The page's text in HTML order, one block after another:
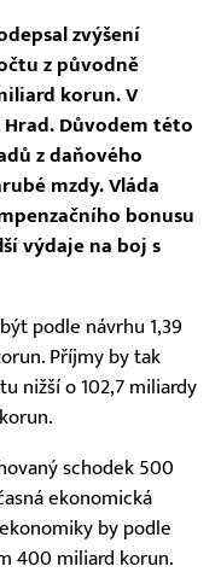
zvýšení
z původně
korun. V
Důvodem této
z daňového
mzdy. Vláda
bonusu
výdaje na boj s
podle návrhu 1,39
Příjmy by tak
nižší o 102,7 miliardy
schodek 500
ekonomická
by podle
400 miliard korun.